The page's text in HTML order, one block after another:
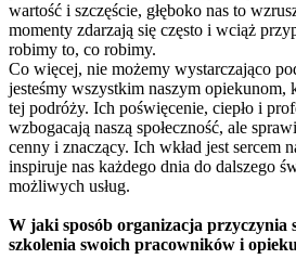
wartość i szczęście, głęboko nas to
momenty zdarzają się często i wciąż
robimy to, co robimy.
Co więcej, nie możemy wystarczająco
jesteśmy wszystkim naszym opiekunom,
tej podróży. Ich poświęcenie, ciepło i
wzbogacają naszą społeczność, ale
cenny i znaczący. Ich wkład jest sercem
inspiruje nas każdego dnia do dalszego
możliwych usług.
W jaki sposób organizacja przyczynia
szkolenia swoich pracowników i